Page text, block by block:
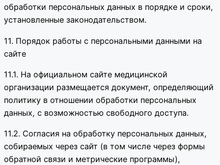
обработки персональных данных в порядке и сроки,
установленные законодательством.
11. Порядок работы с персональными данными на
сайте
11.1. На официальном сайте медицинской
организации размещается документ, определяющий
политику в отношении обработки персональных
данных, с возможностью свободного доступа.
11.2. Согласия на обработку персональных данных,
собираемых через сайт (в том числе через формы
обратной связи и метрические программы),